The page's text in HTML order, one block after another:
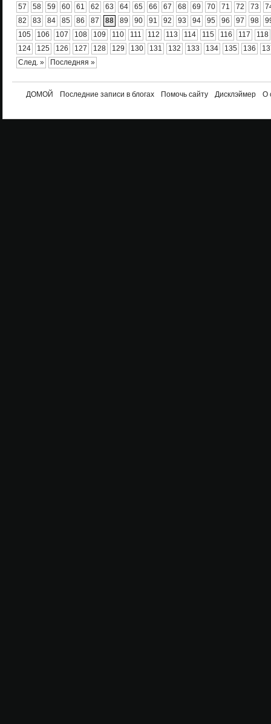
57 58 59 60 61 62 63 64 65 66 67 68 69 70 71 72 73
82
83 84 85 86 87 88 89 90 91 92 93 94 95 96 97 98
105
106 107 108 109 110 111 112 113 114 115 116 117
118
124
125 126 127 128 129 130 131 132 133 134 135 136
След. »
Последняя »
ДОМОЙ Последние записи в блогах Помочь сайту Дисклэймер О